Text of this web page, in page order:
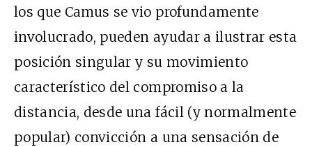
los que Camus se vio profundamente
involucrado, pueden ayudar a ilustrar esta
posición singular y su movimiento
característico del compromiso a la
distancia, desde una fácil (y normalmente
popular) convicción a una sensación de